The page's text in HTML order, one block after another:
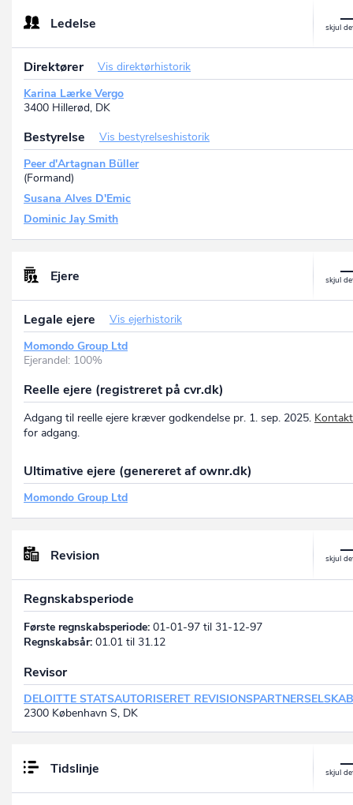
Ledelse
Direktører
Vis direktørhistorik
Karina Lærke Vergo
3400 Hillerød, DK
Bestyrelse
Vis bestyrelseshistorik
Peer d'Artagnan Büller
(Formand)
Susana Alves D'Emic
Dominic Jay Smith
Ejere
Legale ejere
Vis ejerhistorik
Momondo Group Ltd
Ejerandel: 100%
Reelle ejere (registreret på cvr.dk)
Adgang til reelle ejere kræver godkendelse pr. 1. sep. 2025.
for adgang.
Ultimative ejere (genereret af ownr.dk)
Momondo Group Ltd
Revision
Regnskabsperiode
Første regnskabsperiode: 01-01-97 til 31-12-97
Regnskabsår: 01.01 til 31.12
Revisor
DELOITTE STATSAUTORISERET REVISIONSPARTNERSELSKAB
2300 København S, DK
Tidslinje